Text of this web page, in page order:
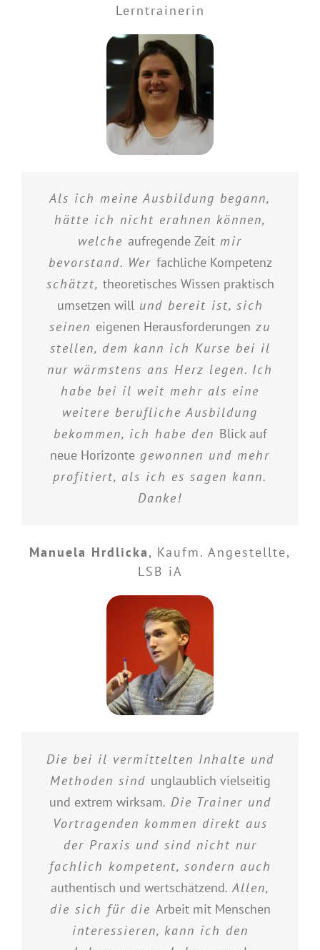
Lerntrainerin
Als ich meine Ausbildung begann,
hätte ich nicht erahnen können,
welche aufregende Zeit mir
bevorstand. Wer fachliche Kompetenz
schätzt, theoretisches Wissen praktisch
umsetzen willund bereit ist, sich
seinen eigenen Herausforderungen zu
stellen, dem kann ich Kurse bei il
nur wärmstens ans Herz legen. Ich
habe bei il weit mehr als eine
weitere berufliche Ausbildung
bekommen, ich habe den Blick auf
neue Horizonte gewonnen und mehr
profitiert, als ich es sagen kann.
Danke!
Manuela Hrdlicka, Kaufm. Angestellte,
LSB iA
Die bei il vermittelten Inhalte und
Methoden sind unglaublich vielseitig
und extrem wirksam. Die Trainer und
Vortragenden kommen direkt aus
der Praxis und sind nicht nur
fachlich kompetent, sondern auch
authentisch und wertschätzend. Allen,
die sich für die Arbeit mit Menschen
interessieren, kann ich den